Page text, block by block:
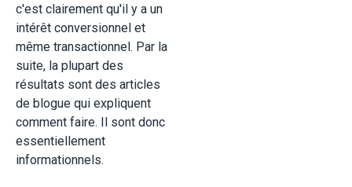
c'est clairement qu'il y a un
intérêt conversionnel et
même transactionnel. Par la
suite, la plupart des
résultats sont des articles
de blogue qui expliquent
comment faire. Il sont donc
essentiellement
informationnels.